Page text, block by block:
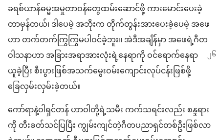
ခရစ်ယာန်​ဓမ္မ​အမှု​တာဝန်​တွေ​ထမ်းဆောင်​ဖို့ ကားမောင်း​ပေး​ခဲ့​
တာ​မှန်တယ်၊ ဒါပေမဲ့ အဘိုး​က တိုက်တွန်း​အားပေးခဲ့​ပေမဲ့ အဖေ
ဟာ တက်တက်ကြွကြွ​မပါဝင်​ခဲ့​ဘူး။ အဲဒီအချိန်မှာ အဖေရဲ့​ဂီတ​
ဝါသနာ​ဟာ အခြား​အရာအားလုံး​ရဲ့​နေရာကို ဝင်ရောက်​နေရာ
ယူ​ခဲ့​ပြီး စီးပွား​ဖြစ်​အသက်မွေးဝမ်းကျောင်း​လုပ်ငန်း​ဖြစ်​ဖို့
ခြေလှမ်းလှမ်း​ခဲ့တယ်။
ကော်​ရာ​နဲ့​ဝါ​ရှင်​တန် ဟာ​ဝါ​တို့​ရဲ့​သမီး က​က်သ​ရင်း​လည်း စန္ဒရား​
ကို တီးခတ်​သင်​ပြပြီး ကျွမ်းကျင်​တဲ့​ဂီတ​ပညာရှင်​တစ်ဦး​ဖြစ်လာ​